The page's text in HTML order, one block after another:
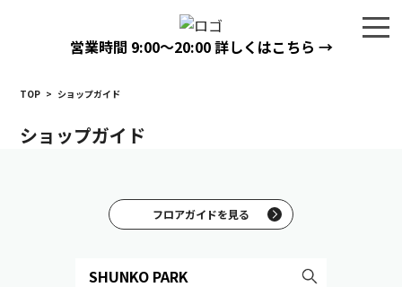
営業時間 9:00〜20:00詳しくはこちら →
TOP > ショップガイド
ショップガイド
フロアガイドを見る